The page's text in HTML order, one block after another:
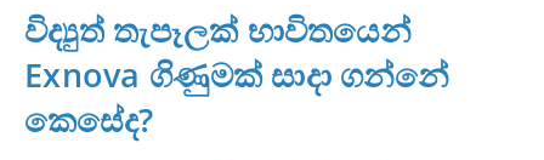
විද්‍යුත් තැපෑලක් භාවිතයෙන්
Exnova ගිණුමක් සාදා ගන්නේ
කෙසේද?